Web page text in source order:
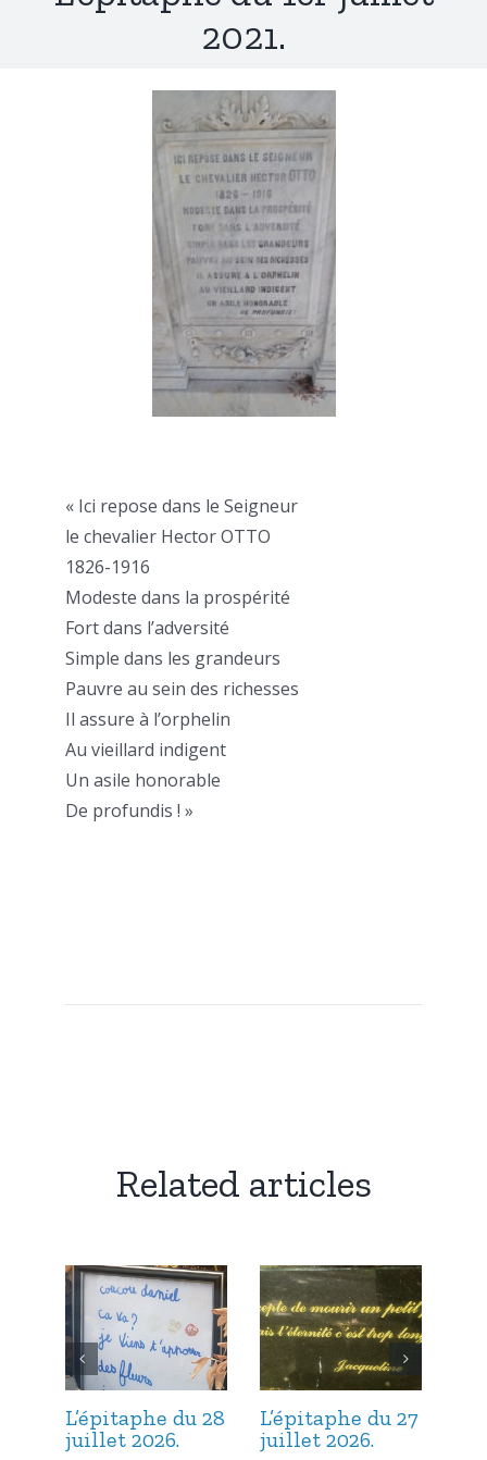
2021.
« Ici repose dans le Seigneur
le chevalier Hector OTTO
1826-1916
Modeste dans la prospérité
Fort dans l’adversité
Simple dans les grandeurs
Pauvre au sein des richesses
Il assure à l’orphelin
Au vieillard indigent
Un asile honorable
De profundis ! »
Related articles
L’épitaphe du 28
juillet 2026.
L’épitaphe du 27
juillet 2026.